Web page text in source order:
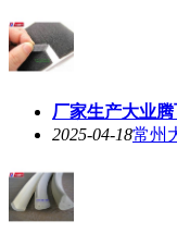
厂家生产大业
2025-04-18常州